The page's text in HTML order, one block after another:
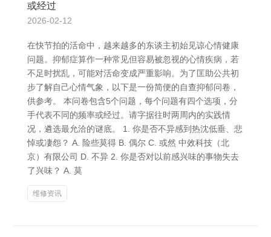
或经过
2026-02-12
在快节拍的活命中，越来越多的东谈主初始见谅心情健康
问题。抑郁症算作一种常见但容易被忽视的心情疾病，若
不足时扰乱，可能对活命变成严重影响。为了匡助公共初
步了解自己心情气象，以下是一份简便的自查抑郁问卷，
供参考。 本问卷包含5个问题，每个问题有四个选项，分
手代表不同的频率或经过。请字据往时两周内的实践情
况，遴选最允洽的谜底。 1. 你是否不异感到热沈低垂、悲
悼或凄怨？ A. 险些莫得 B. 偶尔 C. 或然 中效科技（北
京）有限公司 D. 不异 2. 你是否对以前感兴味的事物失去
了兴味？ A. 莫
维修资讯